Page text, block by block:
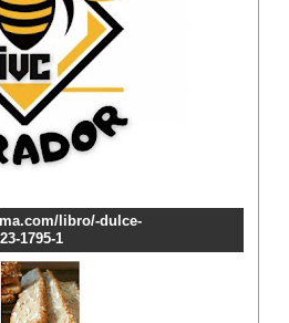
libro/-dulce-
1795-1